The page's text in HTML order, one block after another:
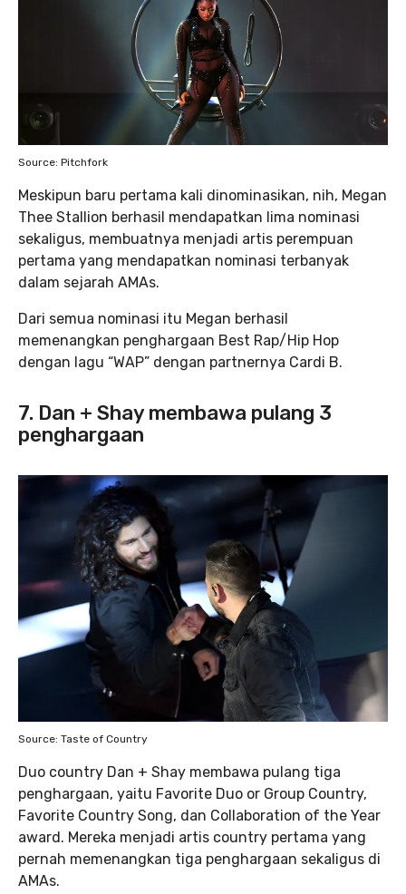
Source: Pitchfork
Meskipun baru pertama kali dinominasikan, nih, Megan
Thee Stallion berhasil mendapatkan lima nominasi
sekaligus, membuatnya menjadi artis perempuan
pertama yang mendapatkan nominasi terbanyak
dalam sejarah AMAs.
Dari semua nominasi itu Megan berhasil
memenangkan penghargaan Best Rap/Hip Hop
dengan lagu “WAP” dengan partnernya Cardi B.
7. Dan + Shay membawa pulang 3
penghargaan
Source: Taste of Country
Duo country Dan + Shay membawa pulang tiga
penghargaan, yaitu Favorite Duo or Group Country,
Favorite Country Song, dan Collaboration of the Year
award. Mereka menjadi artis country pertama yang
pernah memenangkan tiga penghargaan sekaligus di
AMAs.